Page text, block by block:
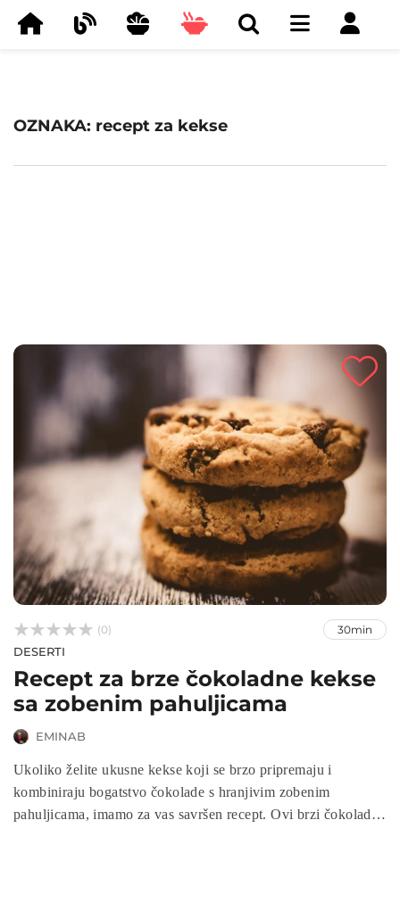
OZNAKA: recept za kekse


 (0) 30min
DESERTI
Recept za brze čokoladne kekse
sa zobenim pahuljicama
EMINAB
Ukoliko želite ukusne kekse koji se brzo pripremaju i
kombiniraju bogatstvo čokolade s hranjivim zobenim
pahuljicama, imamo za vas savršen recept. Ovi brzi čokoladni